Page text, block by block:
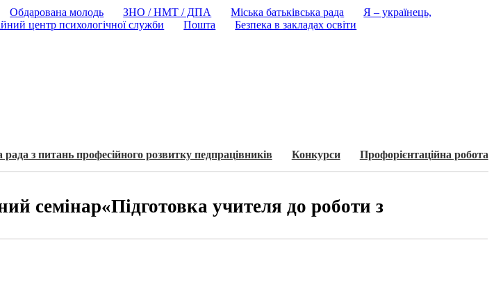
Обдарована молодь ЗНО / НМТ / ДПА Міська батьківська рада
Я – українець,
центр психологічної служби Пошта Безпека в закладах освіти
з питань професійного розвитку педпрацівників Конкурси Профорієнтаційна робота
семінар«Підготовка учителя до роботи з